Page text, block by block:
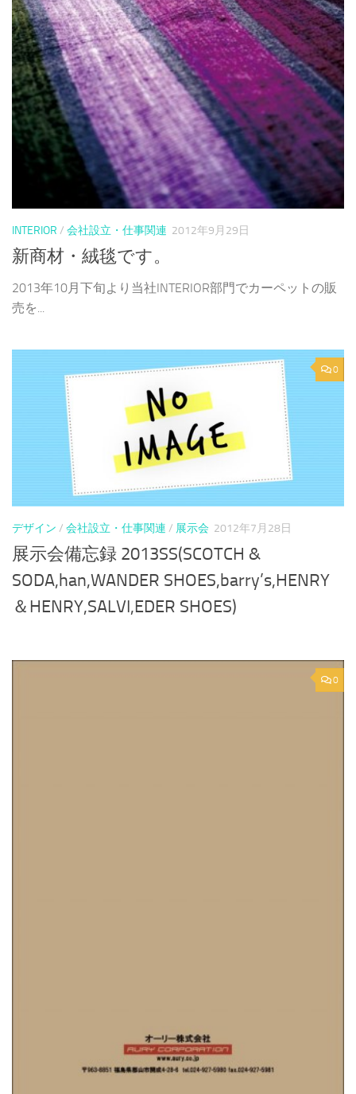
INTERIOR / 会社設立・仕事関連 2012年9月29日
新商材・絨毯です。
2013年10月下旬より当社INTERIOR部門でカーペットの販
売を...
0
デザイン / 会社設立・仕事関連 / 展示会 2012年7月28日
展示会備忘録 2013SS(SCOTCH &
SODA,han,WANDER SHOES,barry’s,HENRY
＆HENRY,SALVI,EDER SHOES)
0